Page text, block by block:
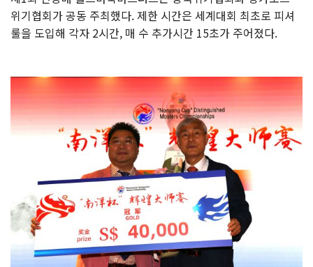
위기협회가 공동 주최했다. 제한 시간은 세계대회 최초로 피셔
룰을 도입해 각자 2시간, 매 수 추가시간 15초가 주어졌다.